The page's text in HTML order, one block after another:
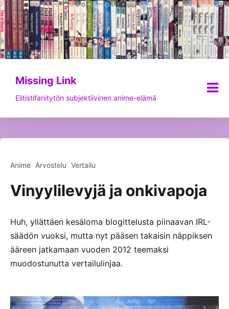
Siirry
sisältöön
Missing Link
Elitistifanitytön subjektiivinen anime-elämä
Anime Arvostelu Vertailu
Vinyylilevyjä ja onkivapoja
Huh, yllättäen kesäloma blogittelusta piinaavan IRL-
säädön vuoksi, mutta nyt pääsen takaisin näppiksen
ääreen jatkamaan vuoden 2012 teemaksi
muodostunutta vertailulinjaa.